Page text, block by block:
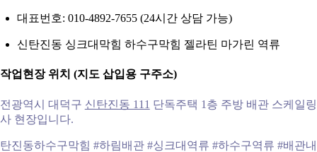
대표번호: 010-4892-7655 (24시간 상담 가능)
신탄진동 싱크대막힘 하수구막힘 젤라틴 마가린 역류
업현장 위치 (지도 삽입용 구주소)
광역시 대덕구 신탄진동 111 단독주택 1층 주방 배관 스케일링
현장입니다.
진동하수구막힘 #하림배관 #싱크대역류 #하수구역류 #배관